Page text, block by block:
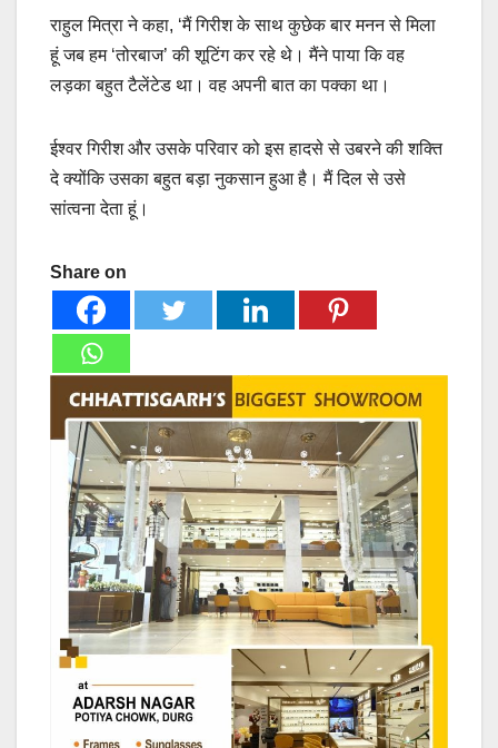
राहुल मित्रा ने कहा, ‘मैं गिरीश के साथ कुछेक बार मनन से मिला
हूं जब हम ‘तोरबाज’ की शूटिंग कर रहे थे। मैंने पाया कि वह
लड़का बहुत टैलेंटेड था। वह अपनी बात का पक्का था।
ईश्वर गिरीश और उसके परिवार को इस हादसे से उबरने की शक्ति
दे क्योंकि उसका बहुत बड़ा नुकसान हुआ है। मैं दिल से उसे
सांत्वना देता हूं।
Share on